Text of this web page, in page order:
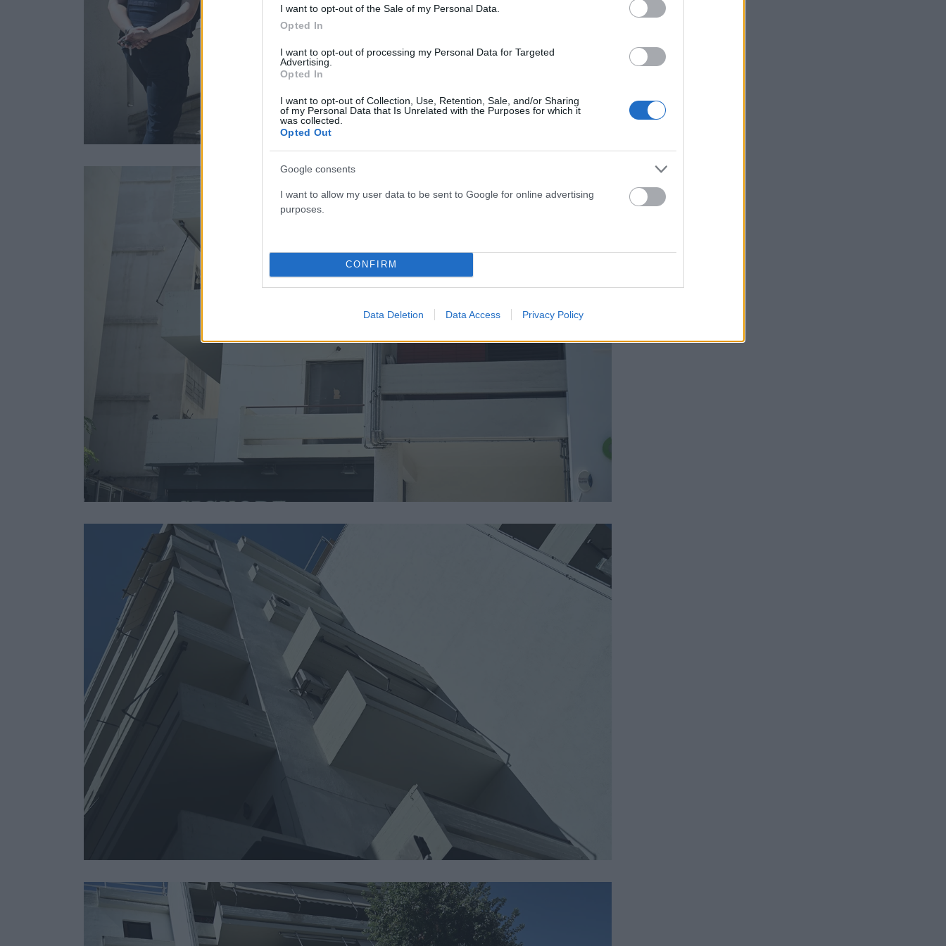
I want to opt-out of the Sale of my Personal Data.
Opted In
I want to opt-out of processing my Personal Data for Targeted
Advertising.
Opted In
I want to opt-out of Collection, Use, Retention, Sale, and/or Sharing
of my Personal Data that Is Unrelated with the Purposes for which it
was collected.
Opted Out
Google consents
I want to allow my user data to be sent to Google for online advertising
purposes.
CONFIRM
Data Deletion Data Access Privacy Policy